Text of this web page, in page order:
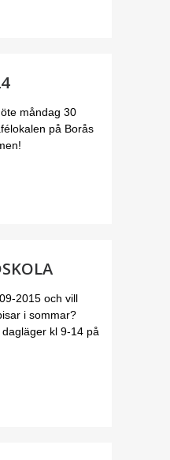
måndag 30
på Borås
2015 och vill
i sommar?
kl 9-14 på